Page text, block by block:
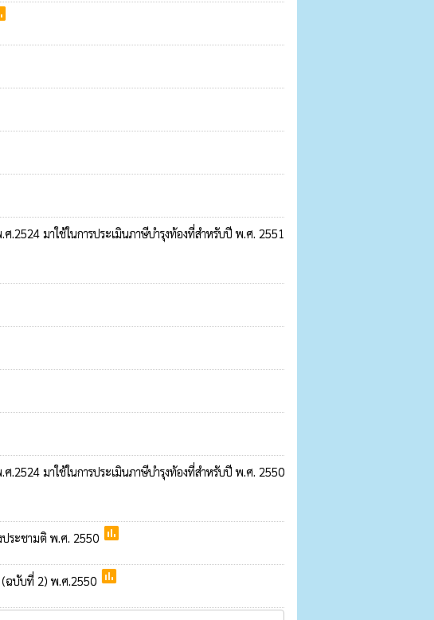
.2524 มาใช้ในการประเมินภาษีบำรุงท้องที่สำหรับปี พ.ศ. 2551
.2524 มาใช้ในการประเมินภาษีบำรุงท้องที่สำหรับปี พ.ศ. 2550
ประชามติ พ.ศ. 2550 poll
(ฉบับที่ 2) พ.ศ.2550 poll